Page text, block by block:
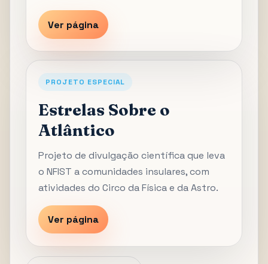
Ver página
PROJETO ESPECIAL
Estrelas Sobre o
Atlântico
Projeto de divulgação científica que leva
o NFIST a comunidades insulares, com
atividades do Circo da Física e da Astro.
Ver página